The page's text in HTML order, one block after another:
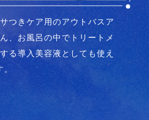
つきケア用のアウトバスア
、お風呂の中でトリートメ
る導入美容液としても使え